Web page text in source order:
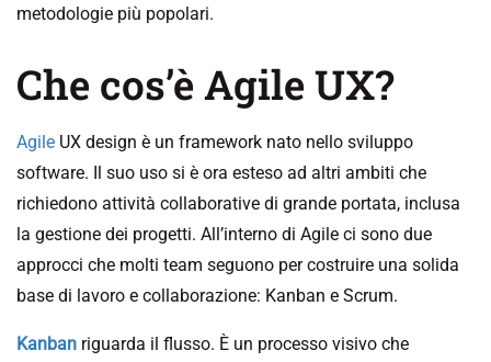
metodologie più popolari.
Che cos’è Agile UX?
Agile UX design è un framework nato nello sviluppo
software. Il suo uso si è ora esteso ad altri ambiti che
richiedono attività collaborative di grande portata, inclusa
la gestione dei progetti. All’interno di Agile ci sono due
approcci che molti team seguono per costruire una solida
base di lavoro e collaborazione: Kanban e Scrum.
Kanban riguarda il flusso. È un processo visivo che